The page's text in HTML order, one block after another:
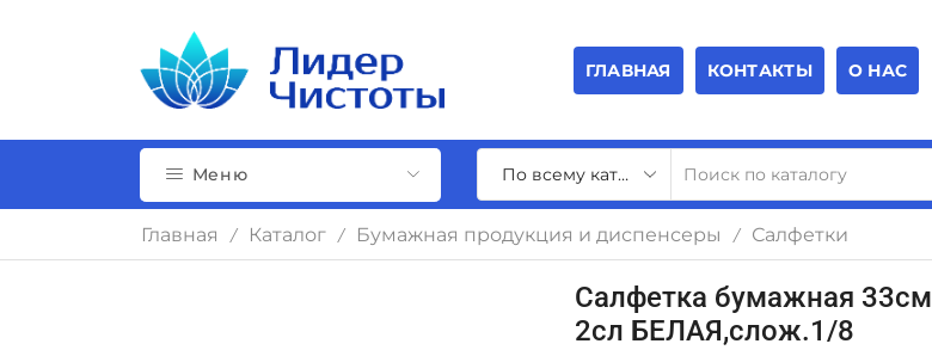
ГЛАВНАЯ КОНТАКТЫ О НАС
Меню
Главная / Каталог / Бумажная продукция и диспенсеры / Салфетки
Салфетка бумажная 33см
2сл БЕЛАЯ,слож.1/8